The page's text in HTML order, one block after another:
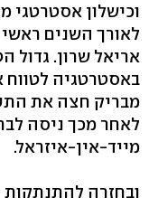
וכישלון אסטרטגי
לאורך השנים
אריאל שרון. גדול
באסטרטגיה לטווח
מבריק חצה את
לאחר מכך ניסה
מייד-אין-איזראל.
ובחזרה להתנתקות